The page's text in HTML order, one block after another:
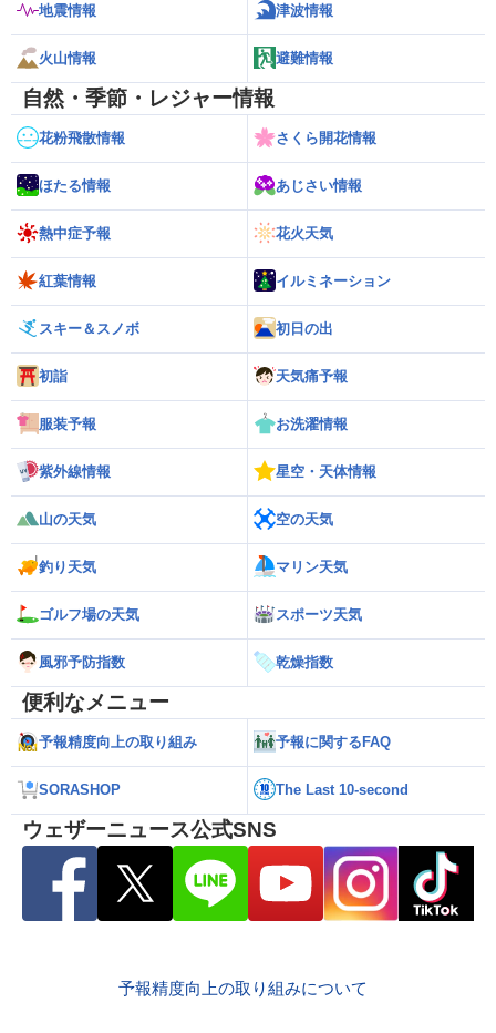
地震情報 津波情報
火山情報 避難情報
自然・季節・レジャー情報
花粉飛散情報 さくら開花情報
ほたる情報 あじさい情報
熱中症予報 花火天気
紅葉情報 イルミネーション
スキー＆スノボ 初日の出
初詣 天気痛予報
服装予報 お洗濯情報
紫外線情報 星空・天体情報
山の天気 空の天気
釣り天気 マリン天気
ゴルフ場の天気 スポーツ天気
風邪予防指数 乾燥指数
便利なメニュー
予報精度向上の取り組み 予報に関するFAQ
SORASHOP The Last 10-second
ウェザーニュース公式SNS
予報精度向上の取り組みについて